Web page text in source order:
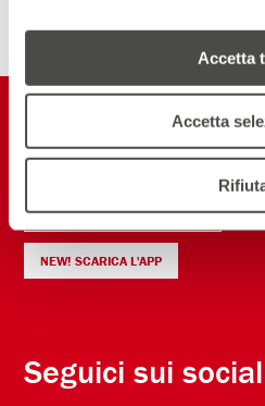
Accetta
Accetta
Restiamo in
contatto
ISCRIVITI ALLA NEWSLETTER
NEW! SCARICA L'APP
Seguici sui social